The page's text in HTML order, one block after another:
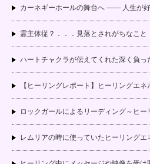
カーネギーホールの舞台へ —— 人生が
霊主体従？．．．見落とされがちなこ
ハートチャクラが伝えてくれた深く負っ
【ヒーリングレポート】ヒーリングエ
ロックガールによるリーディング～ヒ
レムリアの時に使っていたヒーリング